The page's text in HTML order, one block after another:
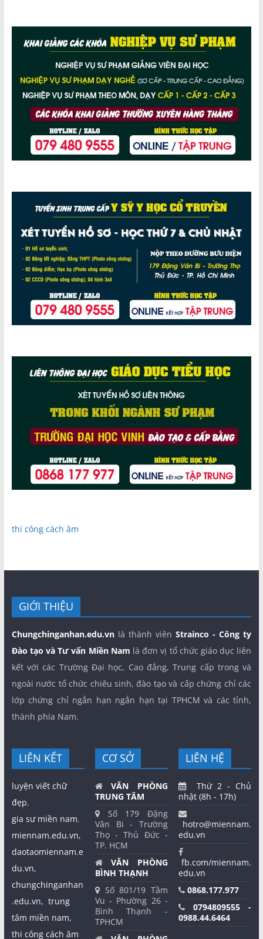
thi công cách âm
GIỚI THIỆU
Chungchinganhan.edu.vnlà thành viênStrainco - Công ty
Đào tạo và Tư vấn Miền Nam là đơn vị tổ chức giáo dục liên
kết với các Trường Đại học, Cao đẳng, Trung cấp trong và
ngoài nước tổ chức chiêu sinh, đào tạo và cấp chứng chỉ các
lớp chứng chỉ ngắn hạn ngắn hạn tại TPHCM và các tỉnh,
thành phía Nam.
LIÊN KẾT
luyện viết chữ
đẹp,
gia sư miền nam,
miennam.edu.vn,
daotaomiennam.e
du.vn,
chungchinganhan
.edu.vn, trung
tâm miền nam,
thi công cách âm
CƠ SỞ
VĂN PHÒNG
TRUNG TÂM
Số 179 Đặng
Văn Bi - Trường
Thọ - Thủ Đức -
TP. HCM
VĂN PHÒNG
BÌNH THẠNH
Số 801/19 Tầm
Vu - Phường 26 -
Bình Thạnh -
TPHCM
LIÊN HỆ
Thứ 2 - Chủ
nhật (8h - 17h)
hotro@miennam.
edu.vn
fb.com/miennam.
edu.vn
0868.177.977
0794809555 -
0988.44.6464